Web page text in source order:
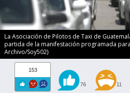
La Asociación de Pilotos de Taxi de
partida de la manifestación programada
Archivo/Soy502)
153
76 11